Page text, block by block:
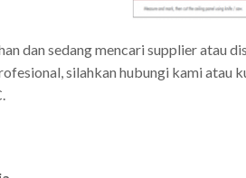
dan sedang mencari supplier atau
silahkan hubungi kami